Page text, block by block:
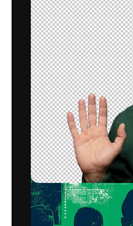
Fontes
A plataforma
seu melhor
assinantes entre
agências e estúdios.
Português
Copyright © 2010- 2026